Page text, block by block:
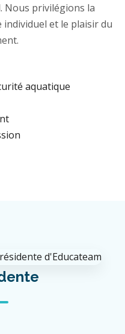
Nous privilégions la
et le plaisir du
aquatique